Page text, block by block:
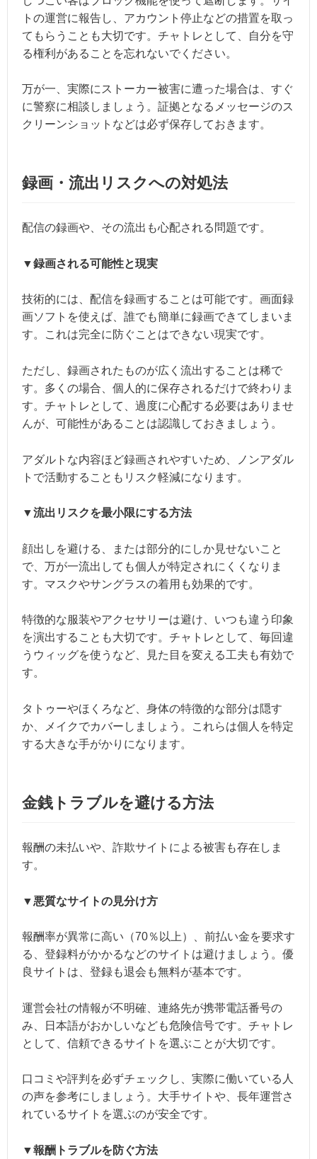
トの運営に報告し、アカウント停止などの措置を取っ
てもらうことも大切です。チャトレとして、自分を守
る権利があることを忘れないでください。
万が一、実際にストーカー被害に遭った場合は、すぐ
に警察に相談しましょう。証拠となるメッセージのス
クリーンショットなどは必ず保存しておきます。
録画・流出リスクへの対処法
配信の録画や、その流出も心配される問題です。
▼録画される可能性と現実
技術的には、配信を録画することは可能です。画面録
画ソフトを使えば、誰でも簡単に録画できてしまいま
す。これは完全に防ぐことはできない現実です。
ただし、録画されたものが広く流出することは稀で
す。多くの場合、個人的に保存されるだけで終わりま
す。チャトレとして、過度に心配する必要はありませ
んが、可能性があることは認識しておきましょう。
アダルトな内容ほど録画されやすいため、ノンアダル
トで活動することもリスク軽減になります。
▼流出リスクを最小限にする方法
顔出しを避ける、または部分的にしか見せないこと
で、万が一流出しても個人が特定されにくくなりま
す。マスクやサングラスの着用も効果的です。
特徴的な服装やアクセサリーは避け、いつも違う印象
を演出することも大切です。チャトレとして、毎回違
うウィッグを使うなど、見た目を変える工夫も有効で
す。
タトゥーやほくろなど、身体の特徴的な部分は隠す
か、メイクでカバーしましょう。これらは個人を特定
する大きな手がかりになります。
金銭トラブルを避ける方法
報酬の未払いや、詐欺サイトによる被害も存在しま
す。
▼悪質なサイトの見分け方
報酬率が異常に高い（70％以上）、前払い金を要求す
る、登録料がかかるなどのサイトは避けましょう。優
良サイトは、登録も退会も無料が基本です。
運営会社の情報が不明確、連絡先が携帯電話番号の
み、日本語がおかしいなども危険信号です。チャトレ
として、信頼できるサイトを選ぶことが大切です。
口コミや評判を必ずチェックし、実際に働いている人
の声を参考にしましょう。大手サイトや、長年運営さ
れているサイトを選ぶのが安全です。
▼報酬トラブルを防ぐ方法